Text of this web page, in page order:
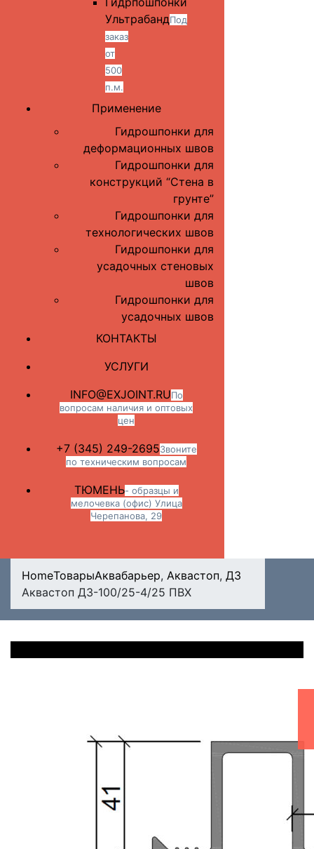
УльтрабандПод
заказ
от
500
п.м.
Применение
Гидрошпонки для
деформационных швов
Гидрошпонки для
конструкций “Стена в
грунте”
Гидрошпонки для
технологических швов
Гидрошпонки для
усадочных стеновых
швов
Гидрошпонки для
усадочных швов
КОНТАКТЫ
УСЛУГИ
INFO@EXJOINT.RUПо
вопросам наличия и оптовых
цен
+7 (345) 249-2695Звоните
по техническим вопросам
ТЮМЕНЬ- образцы и
мелочевка (офис) Улица
Черепанова, 29
HomeТоварыАквабарьер, Аквастоп, ДЗ
Аквастоп ДЗ-100/25-4/25 ПВХ